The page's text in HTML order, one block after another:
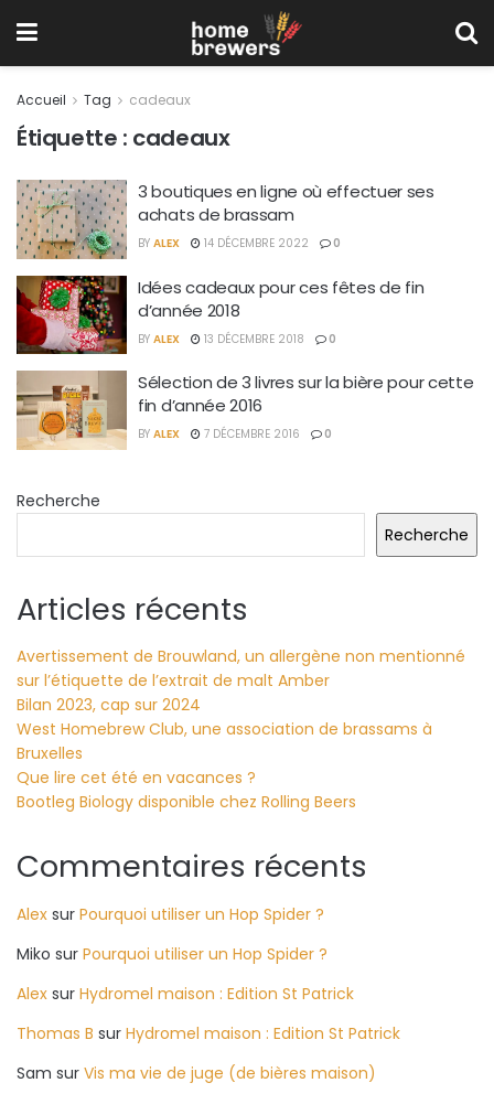
Accueil Tag cadeaux
Étiquette : cadeaux
3 boutiques en ligne où effectuer ses
achats de brassam
BY ALEX 14 DÉCEMBRE 2022 0
Idées cadeaux pour ces fêtes de fin
d’année 2018
BY ALEX 13 DÉCEMBRE 2018 0
Sélection de 3 livres sur la bière pour cette
fin d’année 2016
BY ALEX 7 DÉCEMBRE 2016 0
Recherche
Recherche
Articles récents
Avertissement de Brouwland, un allergène non mentionné
sur l’étiquette de l’extrait de malt Amber
Bilan 2023, cap sur 2024
West Homebrew Club, une association de brassams à
Bruxelles
Que lire cet été en vacances ?
Bootleg Biology disponible chez Rolling Beers
Commentaires récents
Alex sur Pourquoi utiliser un Hop Spider ?
Miko sur Pourquoi utiliser un Hop Spider ?
Alex sur Hydromel maison : Edition St Patrick
Thomas B sur Hydromel maison : Edition St Patrick
Sam sur Vis ma vie de juge (de bières maison)